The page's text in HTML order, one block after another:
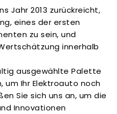
Jahr 2013 zurückreicht,
eines der ersten
zu sein, und
innerhalb
ausgewählte Palette
Ihr Elektroauto noch
Sie sich uns an, um die
Innovationen